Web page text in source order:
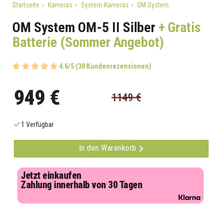
Startseite Kameras System-Kameras OM System
OM System OM-5 II Silber + Gratis
Batterie (Sommer Angebot)
4.6/5 (30 Kundenrezensionen)
949 € 1149 €
1 Verfügbar
In den Warenkorb
Jetzt einkaufen
Zahlung innerhalb von 30 Tagen